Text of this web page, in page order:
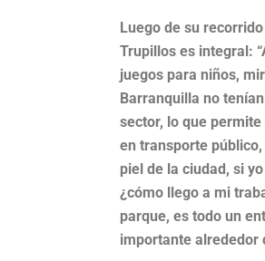
Luego de su
Trupillos es integral:
juegos para niños,
Barranquilla no
sector, lo que
en transporte
piel de la ciudad, si
¿cómo llego a mi
parque, es todo un
importante alrededor